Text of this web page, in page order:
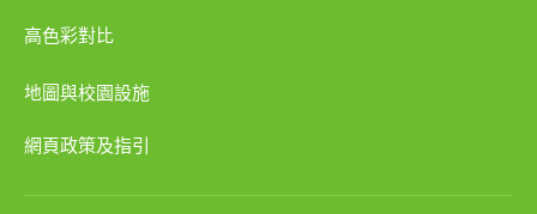
高色彩對比
地圖與校園設施
網頁政策及指引